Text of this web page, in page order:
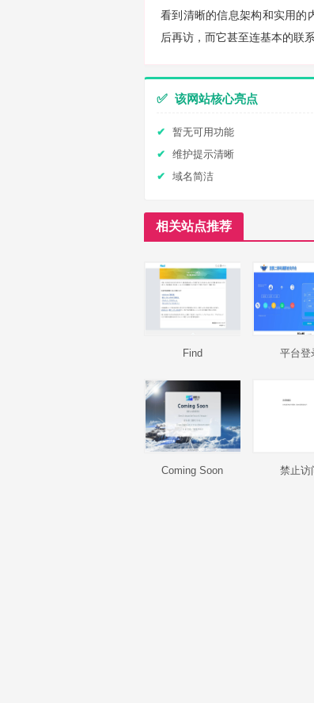
看到清晰的信息架构和实用的
后再访，而它甚至连基本的联
✅ 该网站核心亮点
暂无可用功能
维护提示清晰
域名简洁
相关站点推荐
Find 平台登
Coming Soon 禁止访